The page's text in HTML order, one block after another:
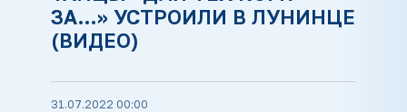
ЗА…» УСТРОИЛИ В ЛУНИНЦЕ
(ВИДЕО)
31.07.2022 00:00